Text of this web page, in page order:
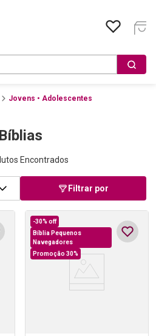
Jovens • Adolescentes
Bíblias
Encontrados
Filtrar por
-30% off
Bíblia Pequenos
Navegadores
Promoção 30%